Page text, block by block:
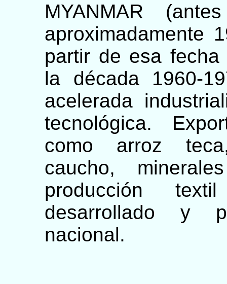
MYANMAR
aproximadamente
partir de esa fecha
la década 1960-
acelerada
tecnológica.
como arroz
caucho,
producción
desarrollado y
nacional.